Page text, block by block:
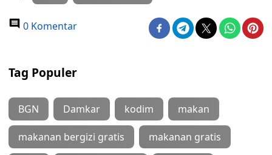
0 Komentar
Tag Populer
BGN Damkar kodim makan
makanan bergizi gratis makanan gratis